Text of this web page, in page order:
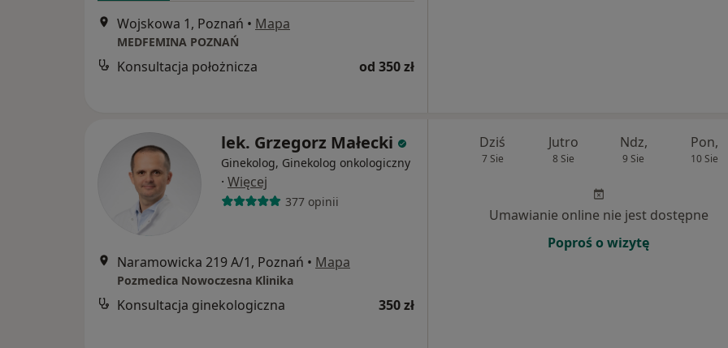
Wojskowa 1, Poznań • Mapa
MEDFEMINA POZNAŃ
Konsultacja położnicza od 350 zł
lek. Grzegorz Małecki
Ginekolog, Ginekolog onkologiczny
· Więcej
377 opinii
Naramowicka 219 A/1, Poznań • Mapa
Pozmedica Nowoczesna Klinika
Konsultacja ginekologiczna 350 zł
Dziś
7 Sie
Jutro
8 Sie
Ndz,
9 Sie
Pon,
10 Sie
Umawianie online nie jest dostępne
Poproś o wizytę